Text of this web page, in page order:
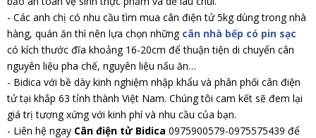
- Các anh chị có nhu cầu tìm mua cân điện tử 5kg dùng trong nhà
hàng, quán ăn thì nên lựa chọn những cân nhà bếp có pin sạc
có kích thước đĩa khoảng 16-20cm để thuận tiện di chuyển cân
nguyên liệu pha chế, nguyên liệu nấu ăn…
- Bidica với bề dày kinh nghiệm nhập khẩu và phân phối cân điện
tử tại khắp 63 tỉnh thành Việt Nam. Chúng tôi cam kết sẽ đem lại
giá trị tương xứng với kinh phí và nhu cầu của bạn.
- Liên hệ ngay Cân điện tử Bidica 0975900579-0975575439 để